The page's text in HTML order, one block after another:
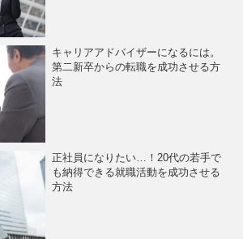
キャリアアドバイザーになるには。
第二新卒からの転職を成功させる方
法
正社員になりたい…！20代の若手で
も納得できる就職活動を成功させる
方法